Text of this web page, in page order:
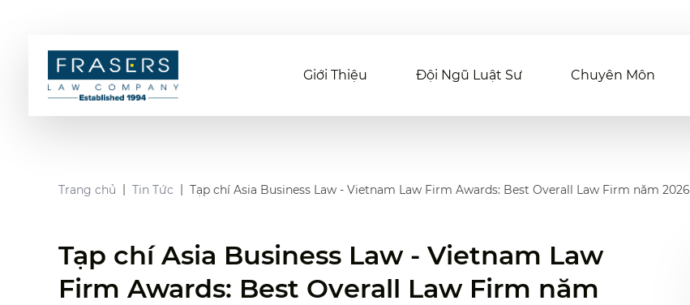
Giới Thiệu Đội Ngũ Luật Sư Chuyên Môn
Trang chủ Tin Tức Tạp chí Asia Business Law - Vietnam Law Firm Awards: Best Overall Law Firm năm 2026
Tạp chí Asia Business Law - Vietnam Law
Firm Awards: Best Overall Law Firm năm